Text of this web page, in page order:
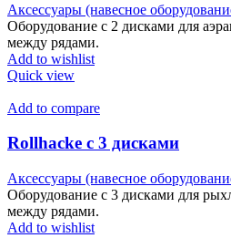
Аксессуары (навесное
Оборудование с 2 дисками для
между рядами.
Add to wishlist
Quick view
Add to compare
Rollhacke с 3 дисками
Аксессуары (навесное
Оборудование с 3 дисками для
между рядами.
Add to wishlist